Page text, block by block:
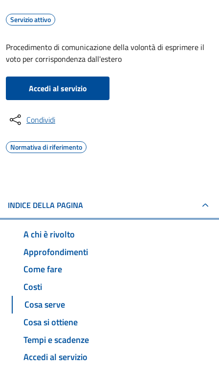
Servizio attivo
Procedimento di comunicazione della volontà di esprimere il
voto per corrispondenza dall'estero
Accedi al servizio
Condividi
Normativa di riferimento
INDICE DELLA PAGINA
A chi è rivolto
Approfondimenti
Come fare
Costi
Cosa serve
Cosa si ottiene
Tempi e scadenze
Accedi al servizio